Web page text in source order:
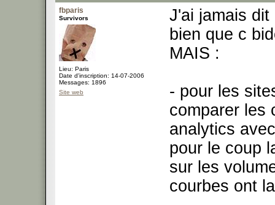
fbparis
Survivors
Lieu: Paris
Date d'inscription: 14-07-2006
Messages: 1896
Site web
J'ai jamais
bien que c
MAIS :
- pour les
comparer les
analytics
pour le coup
sur les
courbes ont